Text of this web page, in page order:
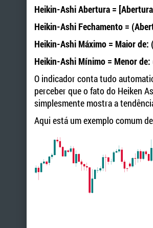
Heikin-Ashi Abertura =
Heikin-Ashi Fechamento =
Heikin-Ashi Máximo = Maior
Heikin-Ashi Mínimo = Menor
O indicador conta tudo
perceber que o fato do Heiken
simplesmente mostra a
Aqui está um exemplo comum